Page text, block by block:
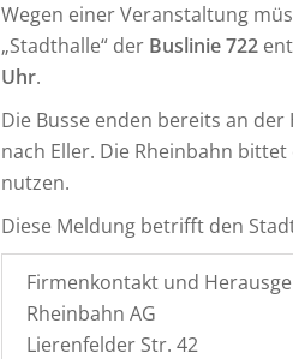
Wegen einer Veranstaltung
„Stadthalle“ der Buslinie 722
Uhr.
Die Busse enden bereits an
nach Eller. Die Rheinbahn
nutzen.
Diese Meldung betrifft den
Firmenkontakt und
Rheinbahn AG
Lierenfelder Str. 42